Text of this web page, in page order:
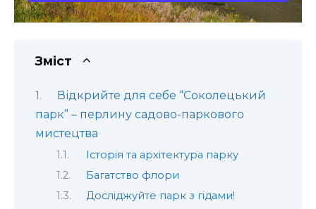
Зміст
Відкрийте для себе “Соколецький
парк” – перлину садово-паркового
мистецтва
Історія та архітектура парку
Багатство флори
Досліджуйте парк з гідами!